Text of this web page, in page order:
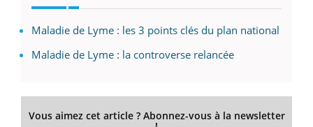
Maladie de Lyme : les 3 points clés du plan national
Maladie de Lyme : la controverse relancée
Vous aimez cet article ? Abonnez-vous à la newsletter